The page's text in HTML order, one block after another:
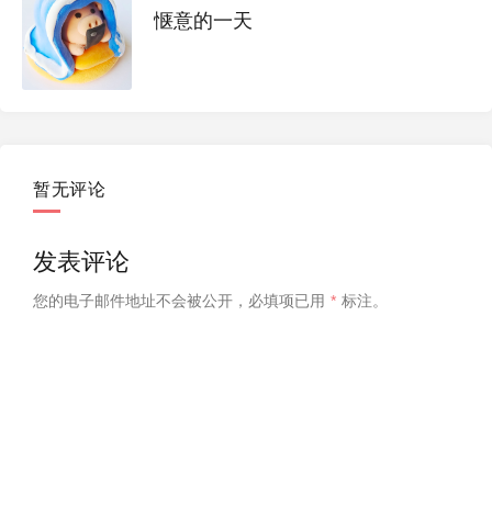
惬意的一天
暂无评论
发表评论
您的电子邮件地址不会被公开， 必填项已用 * 标注。